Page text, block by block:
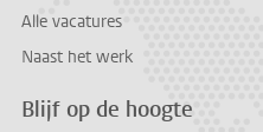
Alle vacatures
Naast het werk
Blijf op de hoogte